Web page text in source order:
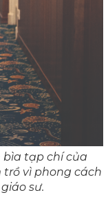
tạp chí của
vì phong cách
sư.